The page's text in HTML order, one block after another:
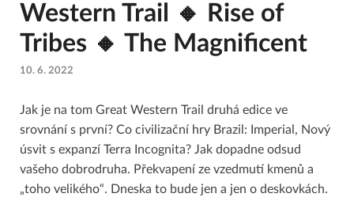
Western Trail 🔸 Rise of
Tribes 🔸 The Magnificent
10. 6. 2022
Jak je na tom Great Western Trail druhá edice ve
srovnání s první? Co civilizační hry Brazil: Imperial, Nový
úsvit s expanzí Terra Incognita? Jak dopadne odsud
vašeho dobrodruha. Překvapení ze vzedmutí kmenů a
„toho velikého“. Dneska to bude jen a jen o deskovkách.